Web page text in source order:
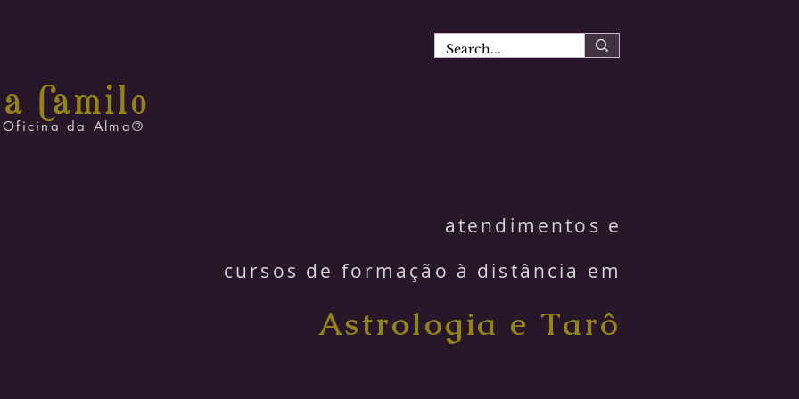
Camilo
Oficina da Alma®
atendimentos e
cursos de formação à distância em
Astrologia e Tarô